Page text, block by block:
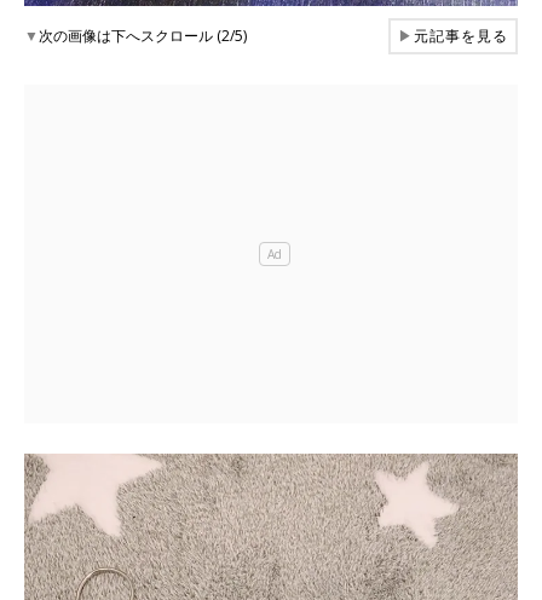
▼次の画像は下へスクロール (2/5) ▶元記事を見る